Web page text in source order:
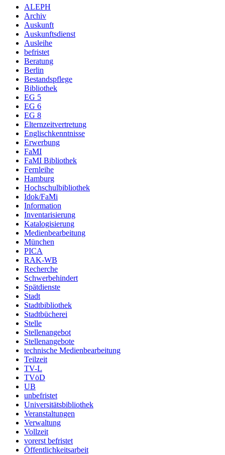
ALEPH
Archiv
Auskunft
Auskunftsdienst
Ausleihe
befristet
Beratung
Berlin
Bestandspflege
Bibliothek
EG 5
EG 6
EG 8
Elternzeitvertretung
Englischkenntnisse
Erwerbung
FaMI
FaMI Bibliothek
Fernleihe
Hamburg
Hochschulbibliothek
Idok/FaMi
Information
Inventarisierung
Katalogisierung
Medienbearbeitung
München
PICA
RAK-WB
Recherche
Schwerbehindert
Spätdienste
Stadt
Stadtbibliothek
Stadtbücherei
Stelle
Stellenangebot
Stellenangebote
technische Medienbearbeitung
Teilzeit
TV-L
TVöD
UB
unbefristet
Universitätsbibliothek
Veranstaltungen
Verwaltung
Vollzeit
vorerst befristet
Öffentlichkeitsarbeit